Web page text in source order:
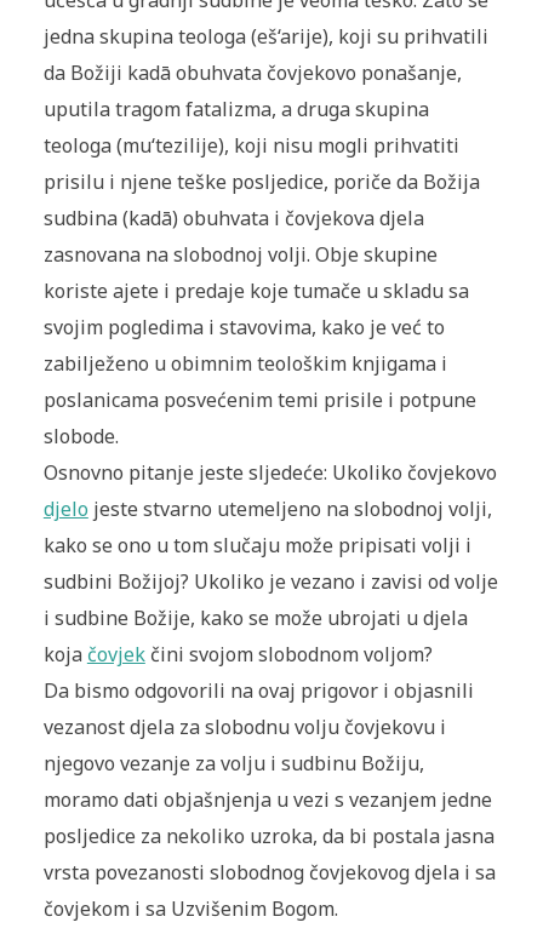
jedna skupina teologa (eš‘arije), koji su prihvatili
da Božiji kadā obuhvata čovjekovo ponašanje,
uputila tragom fatalizma, a druga skupina
teologa (mu‘tezilije), koji nisu mogli prihvatiti
prisilu i njene teške posljedice, poriče da Božija
sudbina (kadā) obuhvata i čovjekova djela
zasnovana na slobodnoj volji. Obje skupine
koriste ajete i predaje koje tumače u skladu sa
svojim pogledima i stavovima, kako je već to
zabilježeno u obimnim teološkim knjigama i
poslanicama posvećenim temi prisile i potpune
slobode.
Osnovno pitanje jeste sljedeće: Ukoliko čovjekovo
djelo jeste stvarno utemeljeno na slobodnoj volji,
kako se ono u tom slučaju može pripisati volji i
sudbini Božijoj? Ukoliko je vezano i zavisi od volje
i sudbine Božije, kako se može ubrojati u djela
koja čovjekčini svojom slobodnom voljom?
Da bismo odgovorili na ovaj prigovor i objasnili
vezanost djela za slobodnu volju čovjekovu i
njegovo vezanje za volju i sudbinu Božiju,
moramo dati objašnjenja u vezi s vezanjem jedne
posljedice za nekoliko uzroka, da bi postala jasna
vrsta povezanosti slobodnog čovjekovog djela i sa
čovjekom i sa Uzvišenim Bogom.